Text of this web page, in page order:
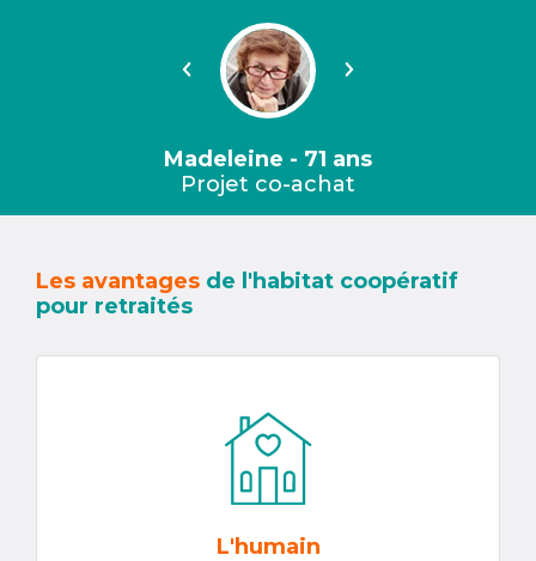
Précédent Suivant
Madeleine - 71 ans
Projet co-achat
Les avantages de l'habitat coopératif
pour retraités
L'humain